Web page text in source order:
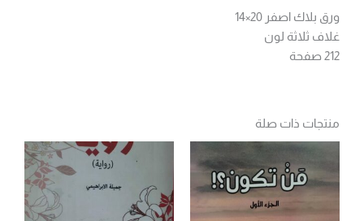
ورق بلاك اصفر 20×14
غلاف ثلاثة لون
212 صفحة
منتجات ذات صلة